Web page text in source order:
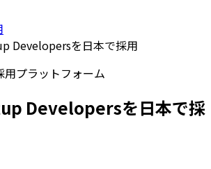
Developersを日本で採用
用プラットフォーム
Developersを日本で採